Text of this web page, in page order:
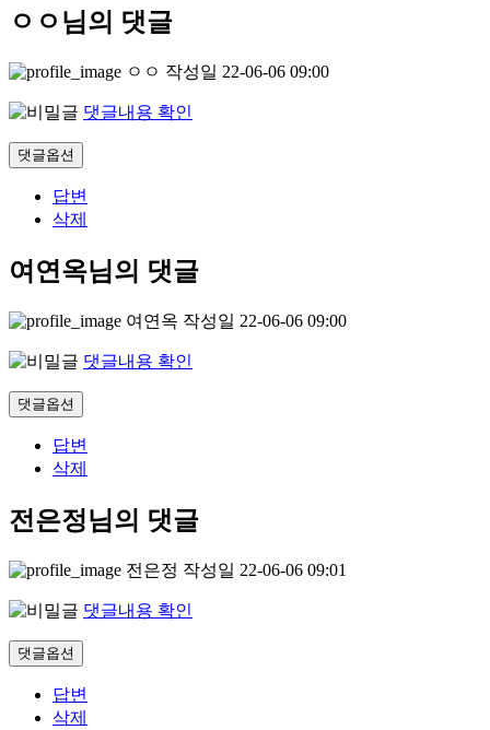
ㅇㅇ님의 댓글
ㅇㅇ 작성일 22-06-06 09:00
댓글내용 확인
댓글옵션
답변
삭제
여연옥님의 댓글
여연옥 작성일 22-06-06 09:00
댓글내용 확인
댓글옵션
답변
삭제
전은정님의 댓글
전은정 작성일 22-06-06 09:01
댓글내용 확인
댓글옵션
답변
삭제